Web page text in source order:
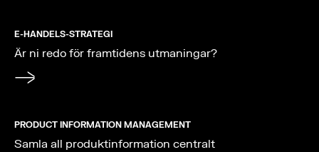
E-HANDELS-STRATEGI
Är ni redo för framtidens utmaningar?
PRODUCT INFORMATION MANAGEMENT
Samla all produktinformation centralt